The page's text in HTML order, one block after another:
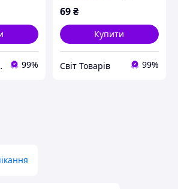
дрібниці" 99%
69₴
Купити
Світ Товарів 99%